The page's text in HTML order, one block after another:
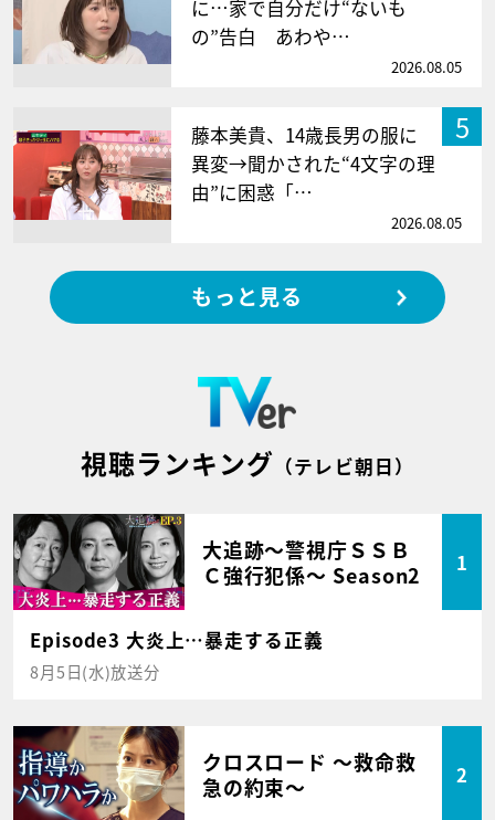
に…家で自分だけ“ないも
の”告白 あわや…
2026.08.05
5
藤本美貴、14歳長男の服に
異変→聞かされた“4文字の理
由”に困惑「…
2026.08.05
もっと見る
視聴ランキング （テレビ朝日）
大追跡～警視庁ＳＳＢ
Ｃ強行犯係～ Season2
1
Episode3 大炎上…暴走する正義
8月5日(水)放送分
クロスロード ～救命救
急の約束～
2